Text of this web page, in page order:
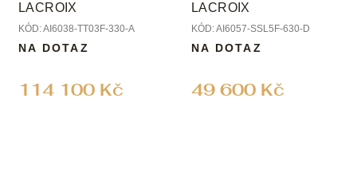
LACROIX
KÓD:AI6038-TT03F-330-A
114 100 Kč
NA DOTAZ
LACROIX
KÓD:AI6057-SSL5F-630-D
49 600 Kč
NA DOTAZ